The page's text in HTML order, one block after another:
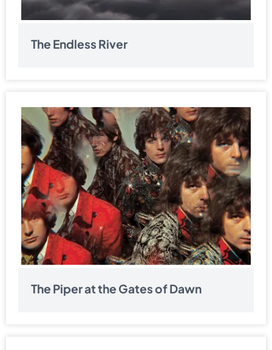
The Endless River
The Piper at the Gates of Dawn